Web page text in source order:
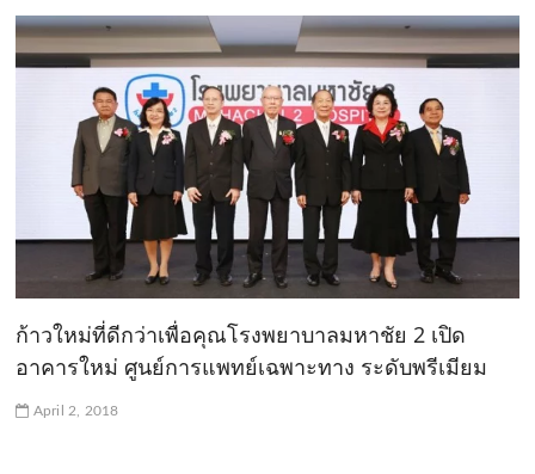
.
c
c
o
m
m
.
c
o
m
o
m
ก้าวใหม่ที่ดีกว่าเพื่อคุณโรงพยาบาลมหาชัย 2 เปิด
อาคารใหม่ ศูนย์การแพทย์เฉพาะทาง ระดับพรีเมียม
April 2, 2018